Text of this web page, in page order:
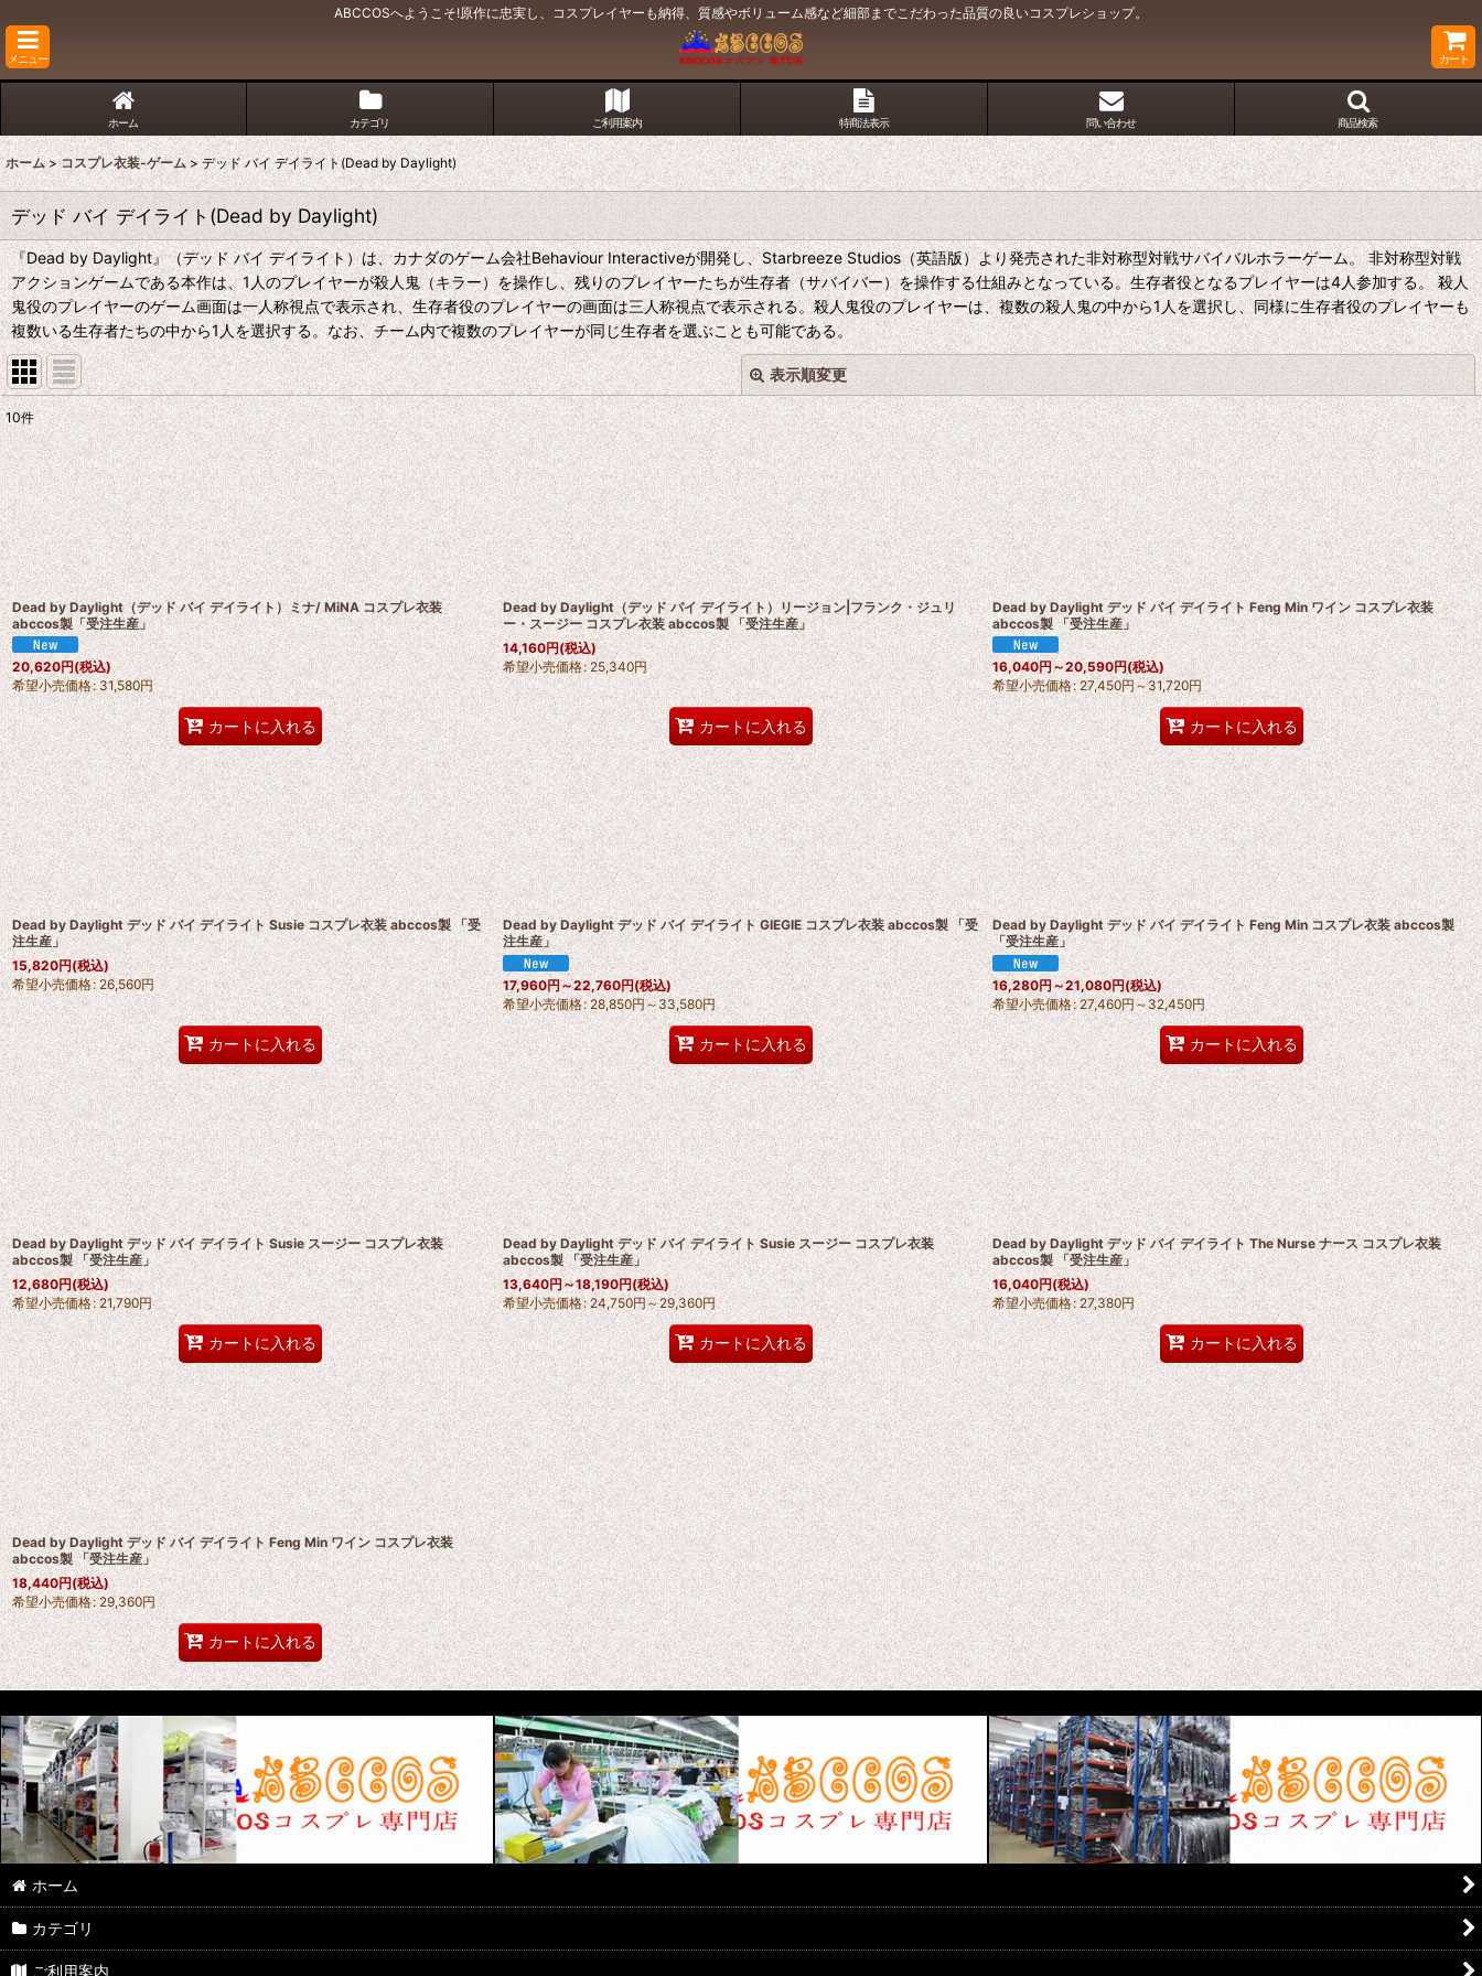
ABCCOSへようこそ!原作に忠実し、コスプレイヤーも納得、質感やボリューム感など細部までこだわった品質の良いコスプレショップ。
メニュー カート
ホーム カテゴリ ご利用案内 特商法表示 問い合わせ 商品検索
ホーム > コスプレ衣装-ゲーム > デッド バイ デイライト(Dead by Daylight)
デッド バイ デイライト(Dead by Daylight)
『Dead by Daylight』（デッド バイ デイライト）は、カナダのゲーム会社Behaviour Interactiveが開発し、Starbreeze Studios（英語版）より発売された非対称型対戦サバイバルホラーゲーム。 非対称型対戦
アクションゲームである本作は、1人のプレイヤーが殺人鬼（キラー）を操作し、残りのプレイヤーたちが生存者（サバイバー）を操作する仕組みとなっている。生存者役となるプレイヤーは4人参加する。 殺人
鬼役のプレイヤーのゲーム画面は一人称視点で表示され、生存者役のプレイヤーの画面は三人称視点で表示される。殺人鬼役のプレイヤーは、複数の殺人鬼の中から1人を選択し、同様に生存者役のプレイヤーも
複数いる生存者たちの中から1人を選択する。なお、チーム内で複数のプレイヤーが同じ生存者を選ぶことも可能である。
表示順変更
表示数:
並び順:
絞り込む
閉じる
10件
Dead by Daylight（デッド バイ デイライト）ミナ/ MiNA コスプレ衣装
abccos製「受注生産」
20,620円(税込)
希望小売価格: 31,580円
カートに入れる
Dead by Daylight（デッド バイ デイライト）リージョン|フランク・ジュリ
ー・スージー コスプレ衣装 abccos製 「受注生産」
14,160円(税込)
希望小売価格: 25,340円
カートに入れる
Dead by Daylight デッド バイ デイライト Feng Min ワイン コスプレ衣装
abccos製 「受注生産」
16,040円～20,590円(税込)
希望小売価格: 27,450円～31,720円
カートに入れる
Dead by Daylight デッド バイ デイライト Susie コスプレ衣装 abccos製 「受
注生産」
15,820円(税込)
希望小売価格: 26,560円
カートに入れる
Dead by Daylight デッド バイ デイライト GIEGIE コスプレ衣装 abccos製 「受
注生産」
17,960円～22,760円(税込)
希望小売価格: 28,850円～33,580円
カートに入れる
Dead by Daylight デッド バイ デイライト Feng Min コスプレ衣装 abccos製
「受注生産」
16,280円～21,080円(税込)
希望小売価格: 27,460円～32,450円
カートに入れる
Dead by Daylight デッド バイ デイライト Susie スージー コスプレ衣装
abccos製 「受注生産」
12,680円(税込)
希望小売価格: 21,790円
カートに入れる
Dead by Daylight デッド バイ デイライト Susie スージー コスプレ衣装
abccos製 「受注生産」
13,640円～18,190円(税込)
希望小売価格: 24,750円～29,360円
カートに入れる
Dead by Daylight デッド バイ デイライト The Nurse ナース コスプレ衣装
abccos製 「受注生産」
16,040円(税込)
希望小売価格: 27,380円
カートに入れる
Dead by Daylight デッド バイ デイライト Feng Min ワイン コスプレ衣装
abccos製 「受注生産」
18,440円(税込)
希望小売価格: 29,360円
カートに入れる
ホーム
カテゴリ
ご利用案内